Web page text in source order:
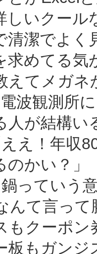
しいクール
清潔でよく
求めてる
えてメガネ
波観測所
人が結構い
え！年収
かい？」
っていう
んて言っ
もクーポ
板もガン